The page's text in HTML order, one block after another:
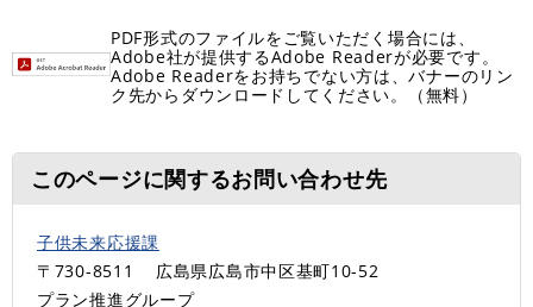
PDF形式のファイルをご覧いただく場合には、
Adobe社が提供するAdobe Readerが必要です。
Adobe Readerをお持ちでない方は、バナーのリン
ク先からダウンロードしてください。（無料）
このページに関するお問い合わせ先
子供未来応援課
〒730-8511
広島県広島市中区基町10-52
プラン推進グループ